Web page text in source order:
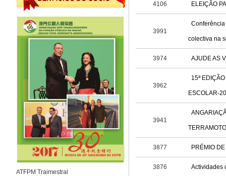
ATFPM Traimestral
4106 ELEIÇÃO
3991
colectiva na
3974 AJUDE AS
3962
15ª
ESCOLAR-
3941
3877 PRÉMIO
3876 Actividades